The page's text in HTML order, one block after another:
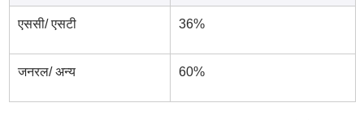
एससी/ एसटी 36%
जनरल/ अन्य 60%